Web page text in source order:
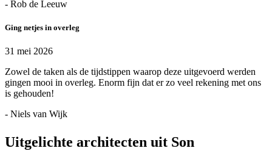
- Rob de Leeuw
Ging netjes in overleg
31 mei 2026
Zowel de taken als de tijdstippen waarop deze uitgevoerd werden
gingen mooi in overleg. Enorm fijn dat er zo veel rekening met ons
is gehouden!
- Niels van Wijk
Uitgelichte architecten uit Son